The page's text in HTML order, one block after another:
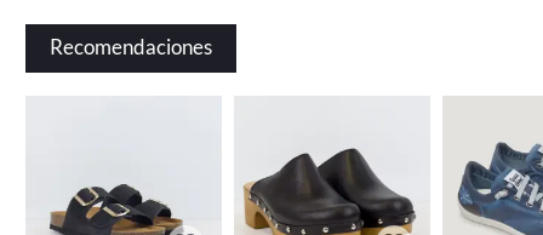
Recomendaciones